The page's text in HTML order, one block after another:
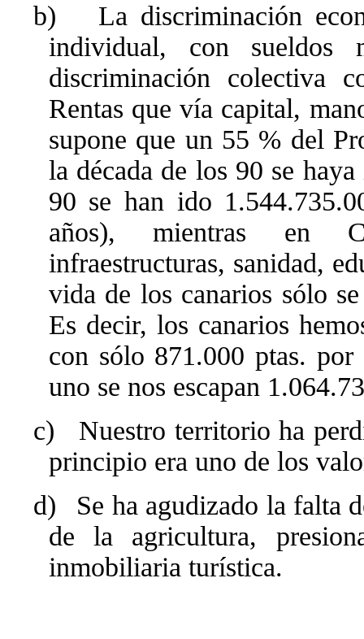
b)
La discriminación
individual, con
discriminación colectiva
Rentas que vía capital,
supone que un 55 % del
la década de los 90 se
90 se han ido
años), mientras en
infraestructuras, sanidad,
vida de los canarios sólo
Es decir, los canarios
con sólo 871.000 ptas. por
uno se nos escapan
c)
Nuestro territorio ha
principio era uno de los
d)
Se ha agudizado la falta
de la agricultura,
inmobiliaria turística.